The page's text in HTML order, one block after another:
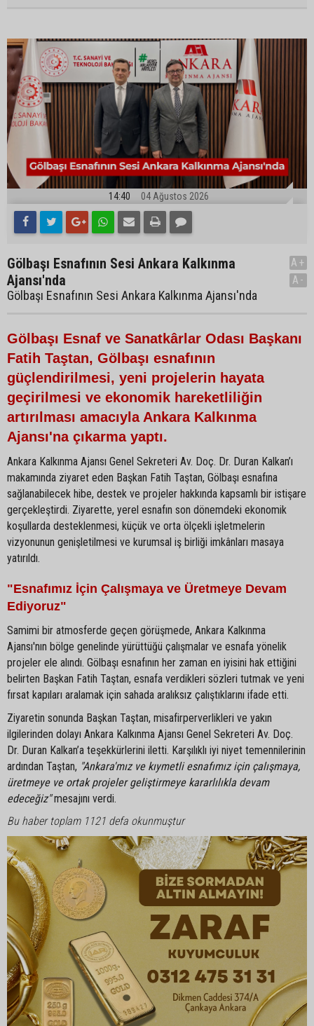
14:40 04 Ağustos 2026
Gölbaşı Esnafının Sesi Ankara Kalkınma
Ajansı'nda
Gölbaşı Esnafının Sesi Ankara Kalkınma Ajansı'nda
A+
A-
Gölbaşı Esnaf ve Sanatkârlar Odası Başkanı
Fatih Taştan, Gölbaşı esnafının
güçlendirilmesi, yeni projelerin hayata
geçirilmesi ve ekonomik hareketliliğin
artırılması amacıyla Ankara Kalkınma
Ajansı'na çıkarma yaptı.
Ankara Kalkınma Ajansı Genel Sekreteri Av. Doç. Dr. Duran Kalkan’ı
makamında ziyaret eden Başkan Fatih Taştan, Gölbaşı esnafına
sağlanabilecek hibe, destek ve projeler hakkında kapsamlı bir istişare
gerçekleştirdi. Ziyarette, yerel esnafın son dönemdeki ekonomik
koşullarda desteklenmesi, küçük ve orta ölçekli işletmelerin
vizyonunun genişletilmesi ve kurumsal iş birliği imkânları masaya
yatırıldı.
"Esnafımız İçin Çalışmaya ve Üretmeye Devam
Ediyoruz"
Samimi bir atmosferde geçen görüşmede, Ankara Kalkınma
Ajansı'nın bölge genelinde yürüttüğü çalışmalar ve esnafa yönelik
projeler ele alındı. Gölbaşı esnafının her zaman en iyisini hak ettiğini
belirten Başkan Fatih Taştan, esnafa verdikleri sözleri tutmak ve yeni
fırsat kapıları aralamak için sahada aralıksız çalıştıklarını ifade etti.
Ziyaretin sonunda Başkan Taştan, misafirperverlikleri ve yakın
ilgilerinden dolayı Ankara Kalkınma Ajansı Genel Sekreteri Av. Doç.
Dr. Duran Kalkan’a teşekkürlerini iletti. Karşılıklı iyi niyet temennilerinin
ardından Taştan, "Ankara'mız ve kıymetli esnafımız için çalışmaya,
üretmeye ve ortak projeler geliştirmeye kararlılıkla devam
edeceğiz"mesajını verdi.
Bu haber toplam 1121 defa okunmuştur